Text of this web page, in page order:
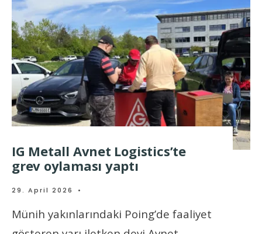
IG Metall Avnet Logistics’te
grev oylaması yaptı
29. April 2026 •
Münih yakınlarındaki Poing’de faaliyet